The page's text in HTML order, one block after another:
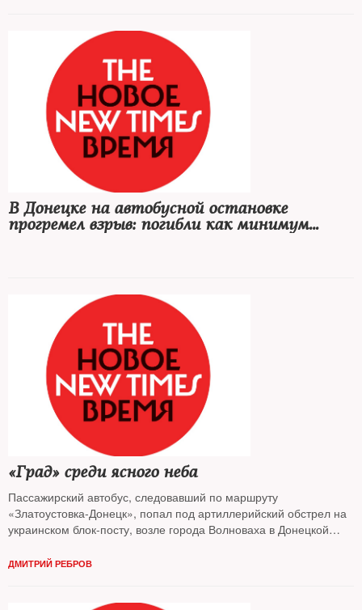
В Донецке на автобусной остановке
прогремел взрыв: погибли как минимум
«Град» среди ясного неба
Пассажирский автобус, следовавший по маршруту
«Златоустовка-Донецк», попал под артиллерийский обстрел на
украинском блок-посту, возле города Волноваха в Донецкой
ДМИТРИЙ РЕБРОВ